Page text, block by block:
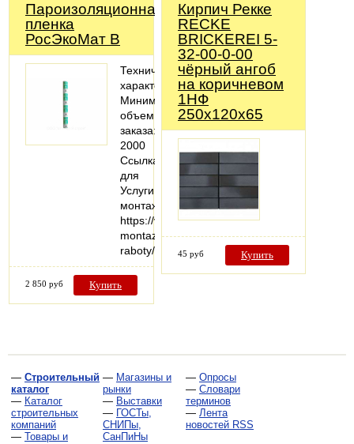
Пароизоляционная
пленка
РосЭкоМат B
Технические
характеристики
Минимальный
объем
заказа:
2000
Ссылка
для
Услуги
монтажа:
https://vezuteplo.ru/stroitelno-
montazhnye-
raboty/
2 850 руб Купить
Кирпич Рекке
RECKE
BRICKEREI 5-
32-00-0-00
чёрный ангоб
на коричневом
1НФ
250х120х65
45 руб Купить
— Строительный
каталог
— Каталог
строительных
компаний
— Товары и
— Магазины и
рынки
— Выставки
— ГОСТы,
СНИПы,
СанПиНы
— Опросы
— Словари
терминов
— Лента
новостей RSS